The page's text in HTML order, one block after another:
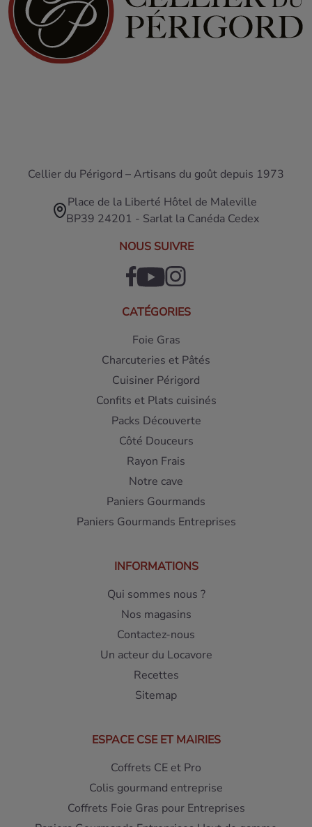
Cellier du Périgord – Artisans du goût depuis 1973
Place de la Liberté Hôtel de Maleville
BP39 24201 - Sarlat la Canéda Cedex
NOUS SUIVRE
CATÉGORIES
Foie Gras
Charcuteries et Pâtés
Cuisiner Périgord
Confits et Plats cuisinés
Packs Découverte
Côté Douceurs
Rayon Frais
Notre cave
Paniers Gourmands
Paniers Gourmands Entreprises
INFORMATIONS
Qui sommes nous ?
Nos magasins
Contactez-nous
Un acteur du Locavore
Recettes
Sitemap
ESPACE CSE ET MAIRIES
Coffrets CE et Pro
Colis gourmand entreprise
Coffrets Foie Gras pour Entreprises